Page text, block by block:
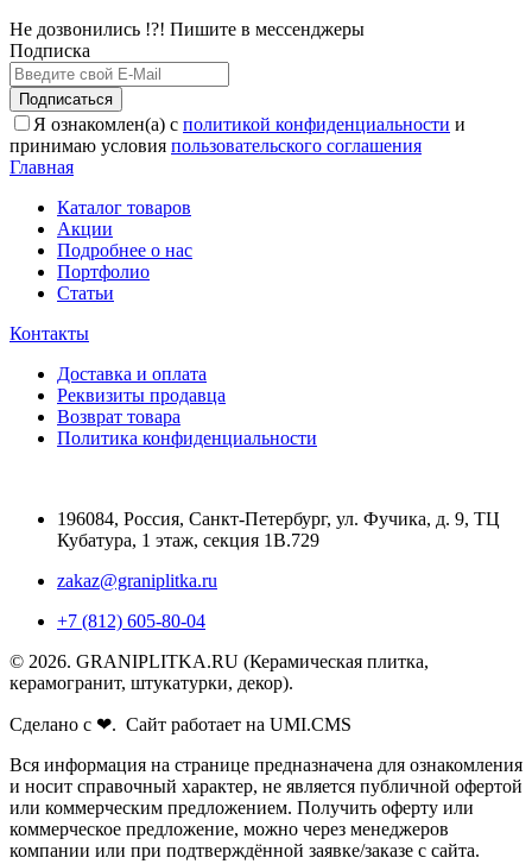
Не дозвонились !?! Пишите в мессенджеры
Подписка
Подписаться
Я ознакомлен(а) с политикой конфиденциальности и
принимаю условия пользовательского соглашения
Главная
Каталог товаров
Акции
Подробнее о нас
Портфолио
Статьи
Контакты
Доставка и оплата
Реквизиты продавца
Возврат товара
Политика конфиденциальности
196084, Россия, Санкт-Петербург, ул. Фучика, д. 9, ТЦ
Кубатура, 1 этаж, секция 1В.729
zakaz@graniplitka.ru
+7 (812) 605-80-04
© 2026. GRANIPLITKA.RU (Керамическая плитка,
керамогранит, штукатурки, декор).
Сделано с ❤. Сайт работает на UMI.CMS
Вся информация на странице предназначена для ознакомления
и носит справочный характер, не является публичной офертой
или коммерческим предложением. Получить оферту или
коммерческое предложение, можно через менеджеров
компании или при подтверждённой заявке/заказе с сайта.